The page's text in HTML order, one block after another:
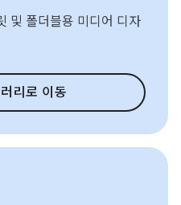
및 폴더블용 미디어 디자
리로 이동